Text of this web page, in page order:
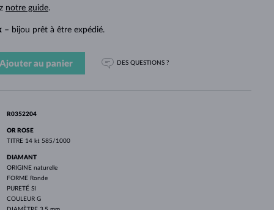
notre guide.
– bijou prêt à être expédié.
Ajouter au panier DES QUESTIONS ?
R0352204
OR ROSE
TITRE 14 kt 585/1000
DIAMANT
ORIGINE naturelle
FORME Ronde
PURETÉ SI
COULEUR G